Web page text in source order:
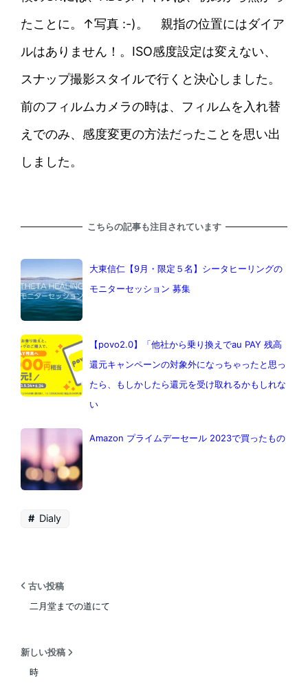
たことに。↑写真 :-)。 親指の位置にはダイア
ルはありません！。ISO感度設定は変えない、
スナップ撮影スタイルで行くと決心しました。
前のフィルムカメラの時は、フィルムを入れ替
えでのみ、感度変更の方法だったことを思い出
しました。
こちらの記事も注目されています
大東信仁【9月・限定５名】シータヒーリングの
モニターセッション 募集
【povo2.0】「他社から乗り換えでau PAY 残高
還元キャンペーンの対象外になっちゃったと思っ
たら、もしかしたら還元を受け取れるかもしれな
い
Amazon プライムデーセール 2023で買ったもの
Dialy
古い投稿
二月堂までの道にて
新しい投稿
時